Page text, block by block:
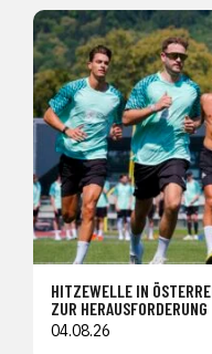
HITZEWELLE IN
ZUR HERAUSFORDERUNG
04.08.26